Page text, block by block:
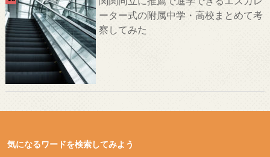
ーター式の附属中学・高校まとめて考
察してみた
気になるワードを検索してみよう